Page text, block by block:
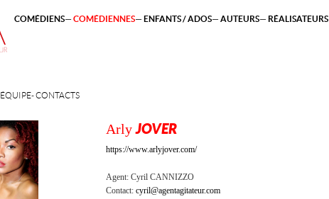
ÉQUIPE CONTACTS
COMÉDIENS COMÉDIENNES ENFANTS / ADOS AUTEURS RÉALISATEURS
ArlyJOVER
https://www.arlyjover.com/
Agent: Cyril CANNIZZO
Contact: cyril@agentagitateur.com